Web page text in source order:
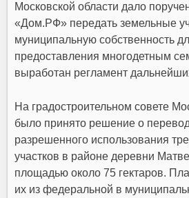
Московской области дало
«Дом.РФ» передать земельные
муниципальную собственность
предоставления многодетным
выработан регламент
На градостроительном совете
было принято решение о
разрешенного использования
участков в районе деревни
площадью около 75 гектаров.
их из федеральной в